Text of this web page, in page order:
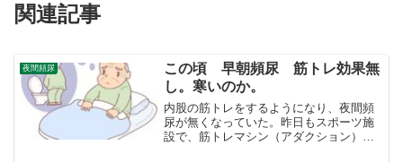
関連記事
夜間頻尿
この頃 早朝頻尿 筋トレ効果無
し。寒いのか。
内股の筋トレをするようになり、夜間頻
尿が無くなっていた。昨日もスポーツ施
設で、筋トレマシン（アダクション）を